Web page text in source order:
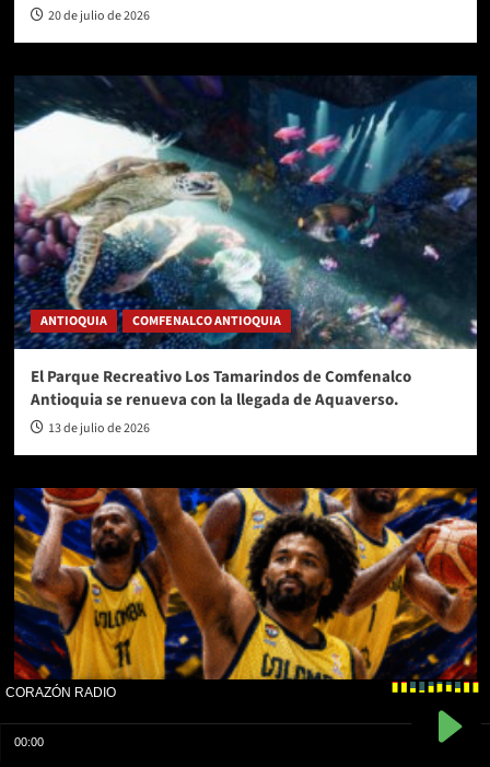
20 de julio de 2026
ANTIOQUIA COMFENALCO ANTIOQUIA
El Parque Recreativo Los Tamarindos de Comfenalco
Antioquia se renueva con la llegada de Aquaverso.
13 de julio de 2026
COLOMBIA